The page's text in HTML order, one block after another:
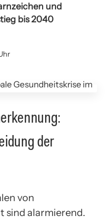
und
bis 2040
der
von
sind alarmierend.